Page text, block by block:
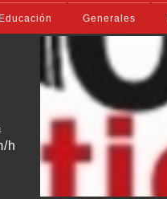
Educación Generales
h